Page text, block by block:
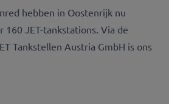
hebben in Oostenrijk nu
JET-tankstations. Via de
Tankstellen Austria GmbH is ons